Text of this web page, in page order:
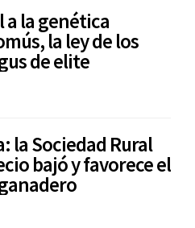
a la genética
la ley de los
de elite
la Sociedad Rural
bajó y favorece el